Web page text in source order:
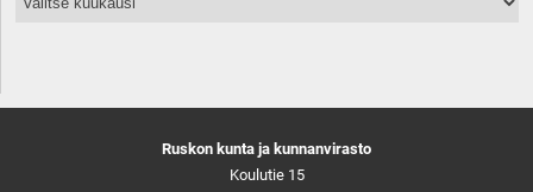
Ruskon kunta ja kunnanvirasto
Koulutie 15